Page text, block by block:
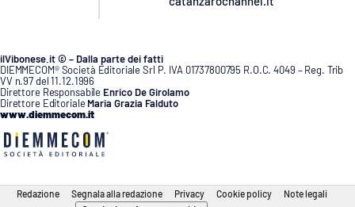
ilVibonese.it © – Dalla parte dei fatti
DIEMMECOM® Società Editoriale Srl P. IVA 01737800795 R.O.C. 4049 – Reg. Trib
VV n.97 del 11.12.1996
Direttore Responsabile Enrico De Girolamo
Direttore Editoriale Maria Grazia Falduto
www.diemmecom.it
Redazione Segnala alla redazione Privacy Cookie policy Note legali